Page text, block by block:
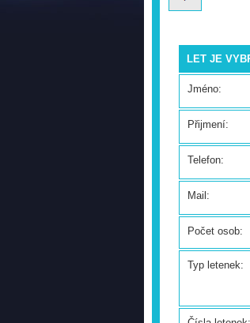
LET JE
Jméno:
Přijmení:
Telefon:
Mail:
Počet osob:
Typ letenek: